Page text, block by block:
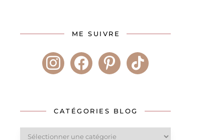
ME SUIVRE
instagramfacebookpinteresttiktok
CATÉGORIES BLOG
Catégories